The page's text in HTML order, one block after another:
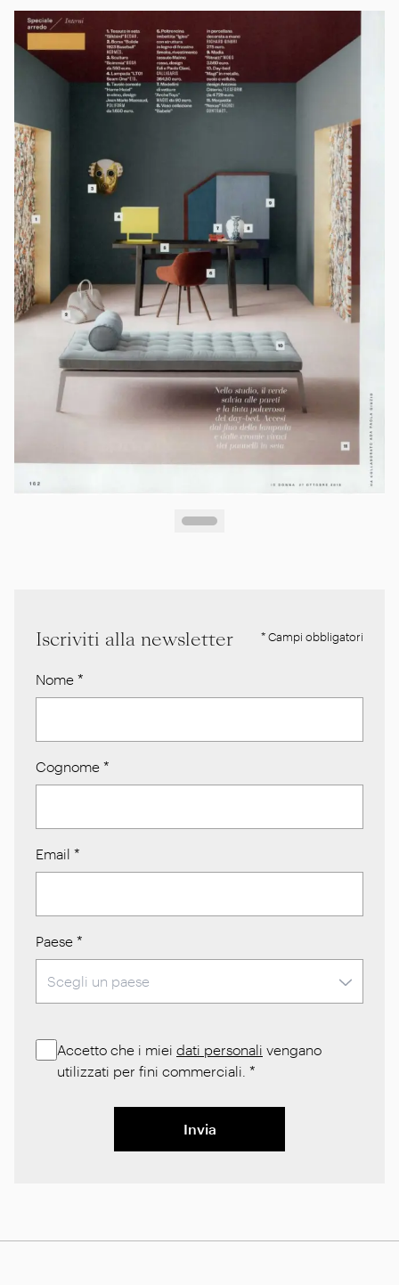
Iscriviti alla newsletter * Campi obbligatori
Nome *
Cognome *
Email *
Paese *
Accetto che i miei dati personali vengano
utilizzati per fini commerciali. *
Invia